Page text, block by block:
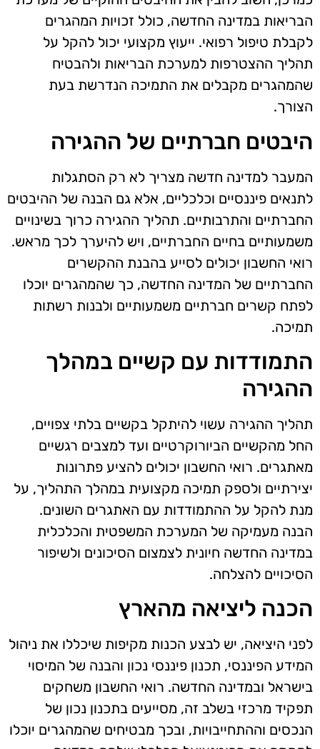
הבריאות במדינה החדשה, כולל זכויות המהגרים
לקבלת טיפול רפואי. ייעוץ מקצועי יכול להקל על
תהליך ההצטרפות למערכת הבריאות ולהבטיח
שהמהגרים מקבלים את התמיכה הנדרשת בעת
הצורך.
היבטים חברתיים של ההגירה
המעבר למדינה חדשה מצריך לא רק הסתגלות
לתנאים פיננסיים וכלכליים, אלא גם הבנה של ההיבטים
החברתיים והתרבותיים. תהליך ההגירה כרוך בשינויים
משמעותיים בחיים החברתיים, ויש להיערך לכך מראש.
רואי החשבון יכולים לסייע בהבנת ההקשרים
החברתיים של המדינה החדשה, כך שהמהגרים יוכלו
לפתח קשרים חברתיים משמעותיים ולבנות רשתות
תמיכה.
התמודדות עם קשיים במהלך
ההגירה
תהליך ההגירה עשוי להיתקל בקשיים בלתי צפויים,
החל מהקשיים הביורוקרטיים ועד למצבים רגשיים
מאתגרים. רואי החשבון יכולים להציע פתרונות
יצירתיים ולספק תמיכה מקצועית במהלך התהליך, על
מנת להקל על ההתמודדות עם האתגרים השונים.
הבנה מעמיקה של המערכת המשפטית והכלכלית
במדינה החדשה חיונית לצמצום הסיכונים ולשיפור
הסיכויים להצלחה.
הכנה ליציאה מהארץ
לפני היציאה, יש לבצע הכנות מקיפות שיכללו את ניהול
המידע הפיננסי, תכנון פיננסי נכון והבנה של המיסוי
בישראל ובמדינה החדשה. רואי החשבון משחקים
תפקיד מרכזי בשלב זה, מסייעים בתכנון נכון של
הנכסים וההתחייבויות, ובכך מבטיחים שהמהגרים יוכלו